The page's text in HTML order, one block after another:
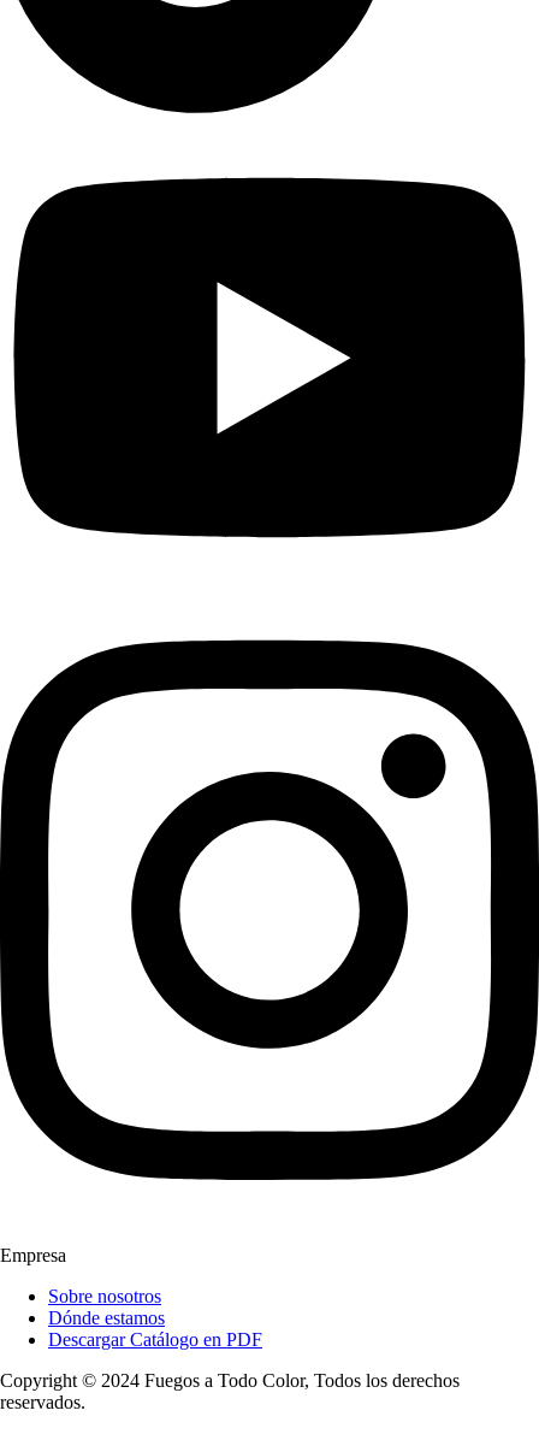
Empresa
Sobre nosotros
Dónde estamos
Descargar Catálogo en PDF
Copyright © 2024 Fuegos a Todo Color, Todos los derechos
reservados.